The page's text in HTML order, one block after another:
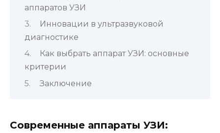
аппаратов УЗИ
Инновации в ультразвуковой
диагностике
Как выбрать аппарат УЗИ: основные
критерии
Заключение
Современные аппараты УЗИ: